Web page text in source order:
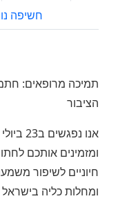
חשיפה
תמיכה מרופאים:
הציבור
אנו
ומזמינים אותכם
חיוניים לשיפור
ומחלות כליה בישראל